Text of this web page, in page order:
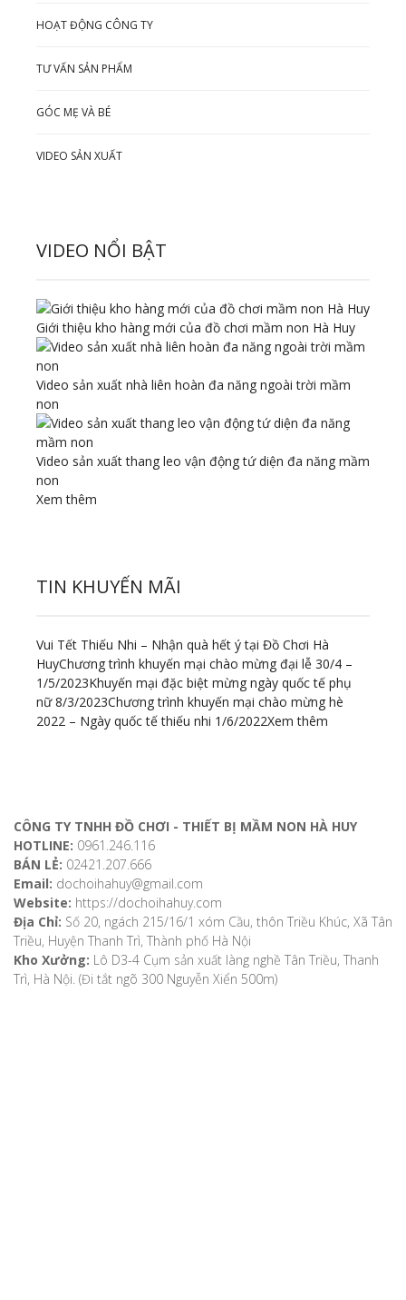
HOẠT ĐỘNG CÔNG TY
TƯ VẤN SẢN PHẨM
GÓC MẸ VÀ BÉ
VIDEO SẢN XUẤT
VIDEO NỔI BẬT
Giới thiệu kho hàng mới của đồ chơi mầm non Hà Huy
Video sản xuất nhà liên hoàn đa năng ngoài trời mầm
non
Video sản xuất thang leo vận động tứ diện đa năng mầm
non
Xem thêm
TIN KHUYẾN MÃI
Vui Tết Thiếu Nhi – Nhận quà hết ý tại Đồ Chơi Hà
HuyChương trình khuyến mại chào mừng đại lễ 30/4 –
1/5/2023Khuyến mại đặc biệt mừng ngày quốc tế phụ
nữ 8/3/2023Chương trình khuyến mại chào mừng hè
2022 – Ngày quốc tế thiếu nhi 1/6/2022Xem thêm
CÔNG TY TNHH ĐỒ CHƠI - THIẾT BỊ MẦM NON HÀ HUY
HOTLINE: 0961.246.116
BÁN LẺ: 02421.207.666
Email: dochoihahuy@gmail.com
Website: https://dochoihahuy.com
Địa Chỉ: Số 20, ngách 215/16/1 xóm Cầu, thôn Triều Khúc, Xã Tân
Triều, Huyện Thanh Trì, Thành phố Hà Nội
Kho Xưởng: Lô D3-4 Cụm sản xuất làng nghề Tân Triều, Thanh
Trì, Hà Nội. (Đi tắt ngõ 300 Nguyễn Xiển 500m)